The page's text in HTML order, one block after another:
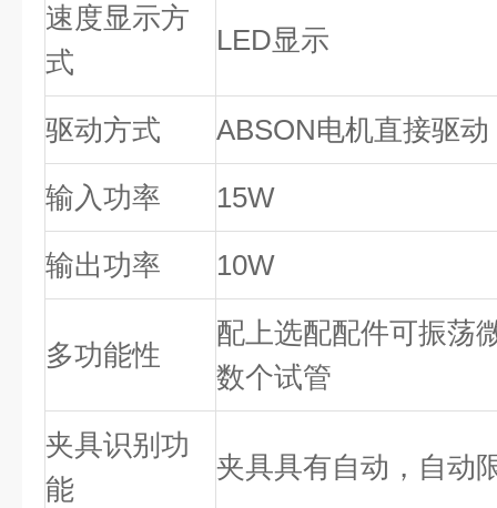
速度显示方
式
LED显示
驱动方式 ABSON电机直接驱动
输入功率 15W
输出功率 10W
多功能性
配上选配配件可振荡
数个试管
夹具识别功
能
夹具具有自动，自动